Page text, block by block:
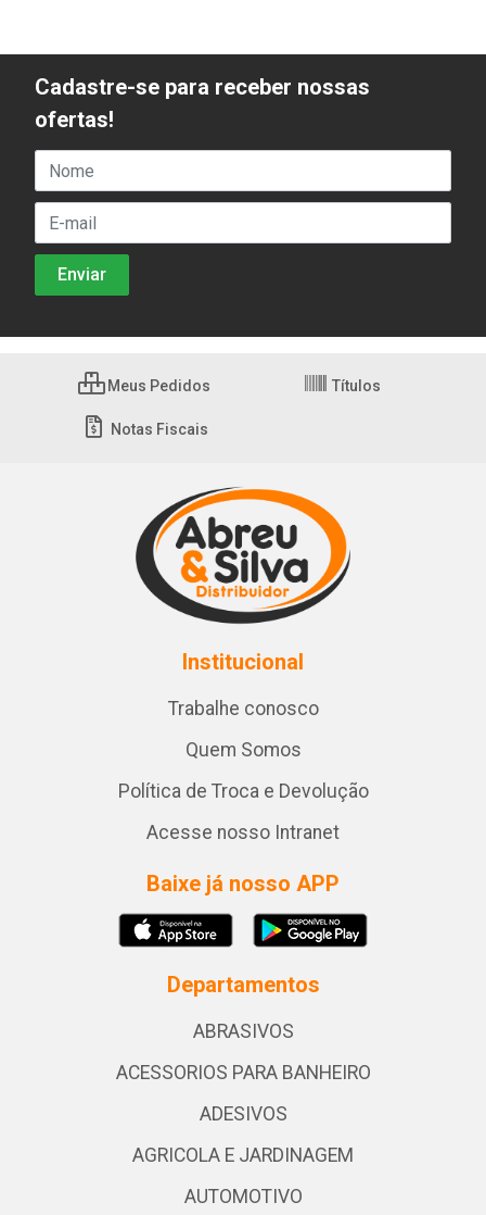
Cadastre-se para receber nossas
ofertas!
Meus Pedidos Títulos
Notas Fiscais
Institucional
Trabalhe conosco
Quem Somos
Política de Troca e Devolução
Acesse nosso Intranet
Baixe já nosso APP
Departamentos
ABRASIVOS
ACESSORIOS PARA BANHEIRO
ADESIVOS
AGRICOLA E JARDINAGEM
AUTOMOTIVO